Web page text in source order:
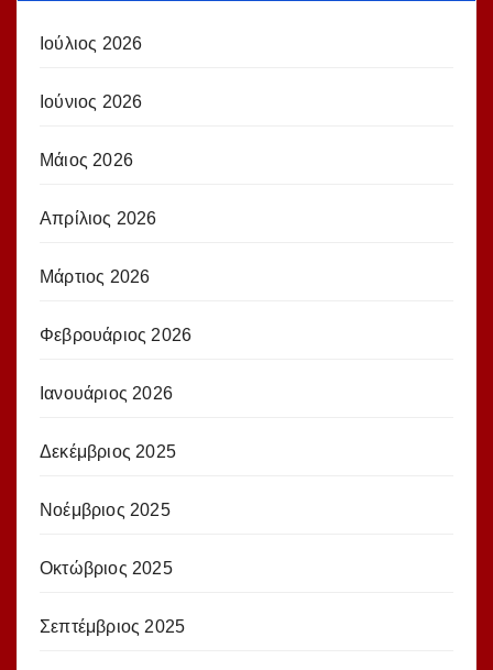
Ιούλιος 2026
Ιούνιος 2026
Μάιος 2026
Απρίλιος 2026
Μάρτιος 2026
Φεβρουάριος 2026
Ιανουάριος 2026
Δεκέμβριος 2025
Νοέμβριος 2025
Οκτώβριος 2025
Σεπτέμβριος 2025